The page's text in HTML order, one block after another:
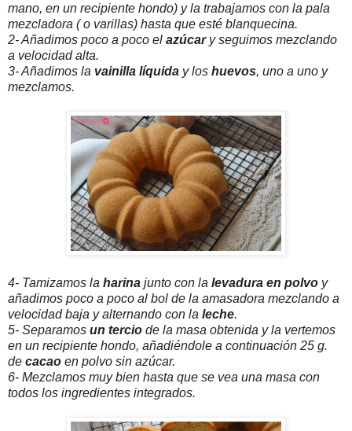
mano, en un recipiente hondo) y la trabajamos con la pala
mezcladora ( o varillas) hasta que esté blanquecina.
2- Añadimos poco a poco el azúcary seguimos mezclando
a velocidad alta.
3- Añadimos la vainilla líquida y los huevos, uno a uno y
mezclamos.
4- Tamizamos la harina junto con la levadura en polvo y
añadimos poco a poco al bol de la amasadora mezclando a
velocidad baja y alternando con la leche.
5- Separamos un tercio de la masa obtenida y la vertemos
en un recipiente hondo, añadiéndole a continuación 25 g.
de cacao en polvo sin azúcar.
6- Mezclamos muy bien hasta que se vea una masa con
todos los ingredientes integrados.